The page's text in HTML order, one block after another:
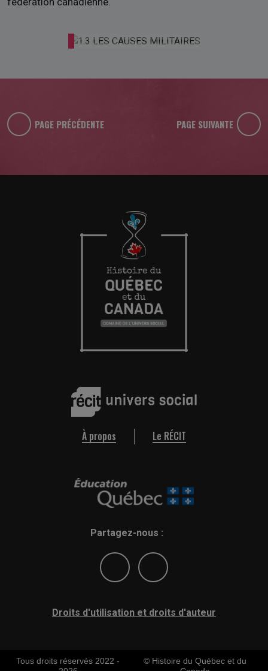
PAGE PRÉCÉDENTE PAGE SUIVANTE
À propos Le RÉCIT
Partagez-nous :
Droits d'utilisation et droits d'auteur
Tous droits réservés 2022 -
© Histoire du Québec et du